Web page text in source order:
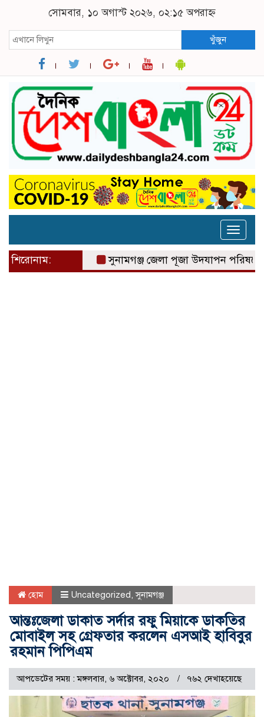
সোমবার, ১০ অগাস্ট ২০২৬, ০২:১৫ অপরাহ্ন
খুঁজুন
Toggle
শিরোনাম: সুনামগঞ্জ জেলা পূজা উদযাপন পরিষদের ৮১
হোম Uncategorized,সুনামগঞ্জ
আন্তঃজেলা ডাকাত সর্দার রফু মিয়াকে ডাকতির
মোবাইল সহ গ্রেফতার করলেন এসআই হাবিবুর
রহমান পিপিএম
আপডেটের সময় : মঙ্গলবার, ৬ অক্টোবর, ২০২০ ৭৬২ দেখাহয়েছে